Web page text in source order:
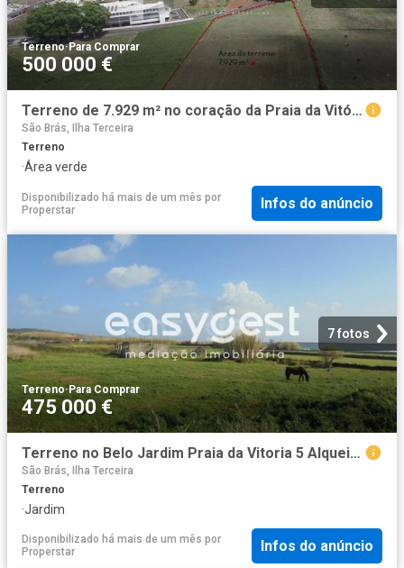
Terreno·Para Comprar
500 000 €
Terreno de 7.929 m² no coração da Praia da Vitória
São Brás, Ilha Terceira
Terreno
·Área verde
Disponibilizado há mais de um mês por
Properstar
Infos do anúncio
7 fotos
Terreno·Para Comprar
475 000 €
Terreno no Belo Jardim Praia da Vitoria 5 Alqueires Boa vista
São Brás, Ilha Terceira
Terreno
·Jardim
Disponibilizado há mais de um mês por
Properstar
Infos do anúncio